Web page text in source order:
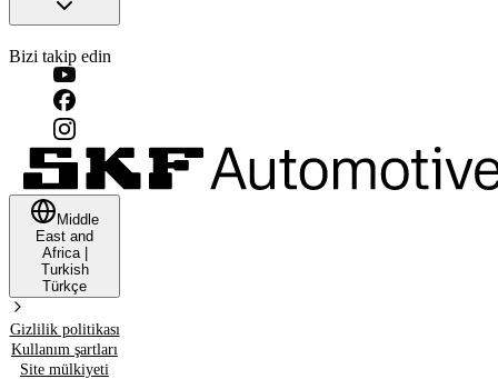
Bizi takip edin
Middle
East and
Africa|
Turkish
Türkçe
Gizlilik politikası
Kullanım şartları
Site mülkiyeti